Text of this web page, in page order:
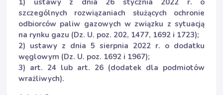
1) ustawy z dnia 26 stycznia 2022 r. o
szczególnych rozwiązaniach służących ochronie
odbiorców paliw gazowych w związku z sytuacją
na rynku gazu (Dz. U. poz. 202, 1477, 1692 i 1723);
2) ustawy z dnia 5 sierpnia 2022 r. o dodatku
węglowym (Dz. U. poz. 1692 i 1967);
3) art. 24 lub art. 26 (dodatek dla podmiotów
wrażliwych).